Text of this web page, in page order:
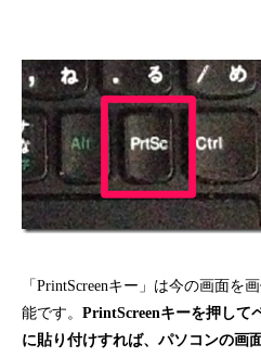
「PrintScreenキー」は今の画面を
能です。 PrintScreenキーを押して
に貼り付けすれば、パソコンの画